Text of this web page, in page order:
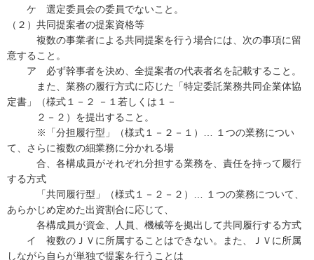
ケ 選定委員会の委員でないこと。
（２）共同提案者の提案資格等
複数の事業者による共同提案を行う場合には、次の事項に留
意すること。
ア 必ず幹事者を決め、全提案者の代表者名を記載すること。
また、業務の履行方式に応じた「特定委託業務共同企業体協
定書」（様式１－２ －１若しくは１－
２－２）を提出すること。
※「分担履行型」（様式１－２－１）… １つの業務につい
て、さらに複数の細業務に分かれる場
合、各構成員がそれぞれ分担する業務を、責任を持って履行
する方式
「共同履行型」（様式１－２－２）… １つの業務について、
あらかじめ定めた出資割合に応じて、
各構成員が資金、人員、機械等を拠出して共同履行する方式
イ 複数のＪＶに所属することはできない。また、ＪＶに所属
しながら自らが単独で提案を行うことは